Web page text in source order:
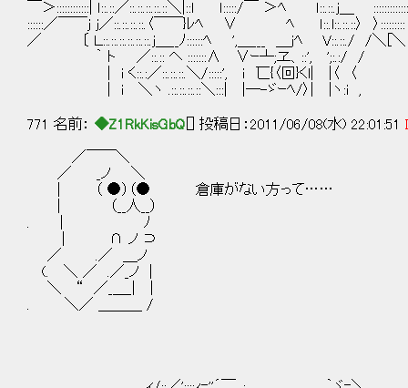
￣＞::::::::::::| ｌ::.::／::.::.::.::.::＼|::ｌ ｌ:::::/￣ ＞ﾍ ｌ::.::.j＿ :::::::::::::
::::::／￣￣ｊ ｊ／::.::.::.::.〈￣￣}ﾚﾍ ∨ ﾍ ｌ::.l::.::.::〉 〉:::::::::
／ 〔 Ｌ::.::.::.::.::.::.ｊ＿__ﾉ::::::ﾍ ',＿___ ＿jﾍ V::.::./ /＼[＼
｀ ト ／::.:: ヘ :::::::∧ ∨ｰ┴;ヱ、::', ';:.:/ /
| i く::.:／::.::.::.＼/:::::', ｉ 匸{〈回}くl| |〈 〈
| i ＼ヽ .::.::.::.::＼:::| |―-ゞｰﾍ/〉| |ヽ:i ,
771 名前： ◆Z1RkKisGbQ [] 投稿日：2011/06/08(水) 22:01:51
／￣￣＼
／ _ノ ＼
| （ ●）（● 倉庫がない方って……
| （__人__）
. | ﾉ
| ∩ ノ ⊃
／ .／ ＿ノ
(. ＼ ／ .／_ノ │
＼ “ ／_＿_| |
. ＼／ ＿＿＿ /